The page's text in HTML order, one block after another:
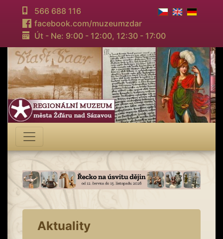
566 688 116
facebook.com/muzeumzdar
Út - Ne: 9:00 - 12:00, 12:30 - 17:00
Aktuality